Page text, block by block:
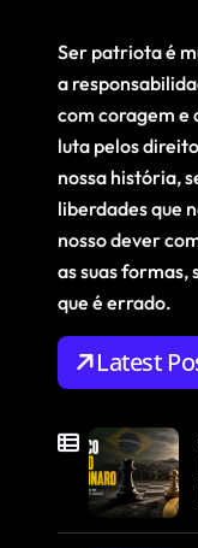
Ser patriota é
a
com coragem
luta pelos
nossa história,
liberdades que
nosso dever
as suas formas,
que é errado.
Latest